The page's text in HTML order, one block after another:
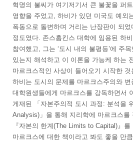
혁명의 불씨가 여기저기서 큰 불꽃을 퍼
영향을 주었고, 하비가 있던 미국도 예외
폭동으로 돌변하며 거리는 난장판이 되
정도였다. 존스홉킨스 대학에 임용된 하
참여했고, 그는 ‘도시 내의 불평등’에 주
있는지 해석하고 이 이론을 가능케 하는
마르크스적인 사상이 들어오기 시작한 것
하비는 도시의 문제를 마르크스주의와
대학원생들에게 마르크스를 강독하면서
게재된 「자본주의적 도시 과정: 분석을
Analysis)」을 통해 지리학에 마르크스
『자본의 한계(The Limits to Capital)』
마르크스에 대한 책이라고 봐도 좋을 만